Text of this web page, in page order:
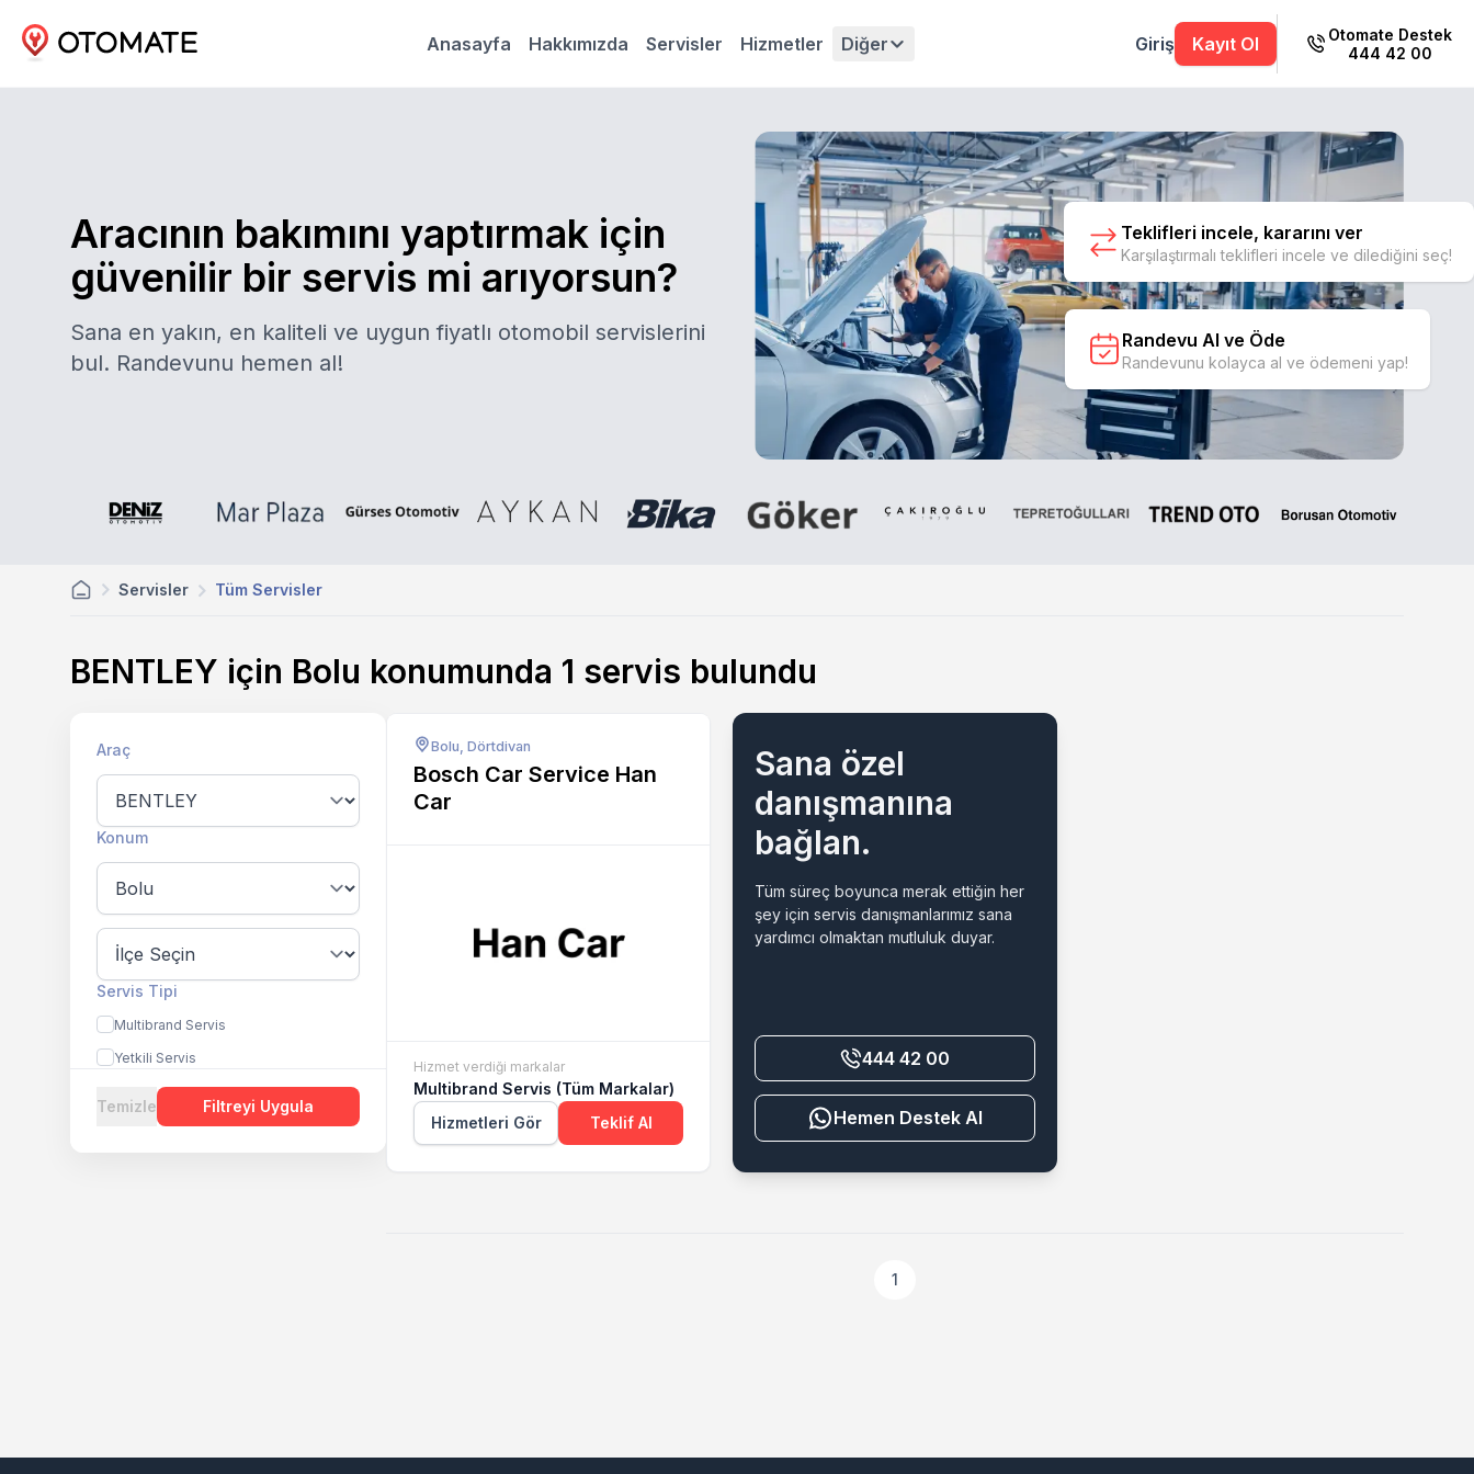
Anasayfa Hakkımızda Servisler Hizmetler Diğer Giriş Kayıt Ol
Otomate Destek
444 42 00
Aracının bakımını yaptırmak için
güvenilir bir servis mi arıyorsun?
Sana en yakın, en kaliteli ve uygun fiyatlı otomobil servislerini
bul. Randevunu hemen al!
Teklifleri incele, kararını ver
Karşılaştırmalı teklifleri incele ve dilediğini seç!
Randevu Al ve Öde
Randevunu kolayca al ve ödemeni yap!
Servisler Tüm Servisler
BENTLEY için Bolu konumunda 1 servis bulundu
Araç
Konum
Servis Tipi
Multibrand Servis
Yetkili Servis
Temizle Filtreyi Uygula
Bolu, Dörtdivan
Bosch Car Service Han
Car
Hizmet verdiği markalar
Multibrand Servis (Tüm Markalar)
Hizmetleri Gör
Teklif Al
Sana özel
danışmanına
bağlan.
Tüm süreç boyunca merak ettiğin her
şey için servis danışmanlarımız sana
yardımcı olmaktan mutluluk duyar.
444 42 00
Destek Al
1